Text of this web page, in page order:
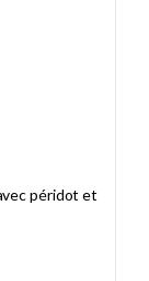
péridot et